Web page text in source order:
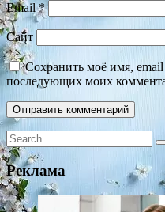
Email*
Сайт
Сохранить моё имя, email
последующих моих
Search
for:
Реклама